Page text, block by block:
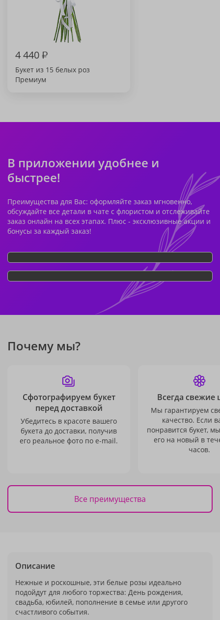
4 440₽
Букет из 15 белых роз
Премиум
В приложении удобнее и
быстрее!
Преимущества для Вас: оформляйте заказ мгновенно,
обсуждайте все детали в чате с флористом и отслеживайте
заказ онлайн на всех этапах. Плюс - эксклюзивные акции и
бонусы за каждый заказ!
Почему мы?
Сфотографируем букет
перед доставкой
Убедитесь в красоте вашего
букета до доставки, получив
его реальное фото по e-mail.
Всегда свежие
Мы гарантируем
качество. Если
понравится букет,
его на новый в
часов.
Все преимущества
Описание
Нежные и роскошные, эти белые розы идеально
подойдут для любого торжества: День рождения,
свадьба, юбилей, пополнение в семье или другого
счастливого события.